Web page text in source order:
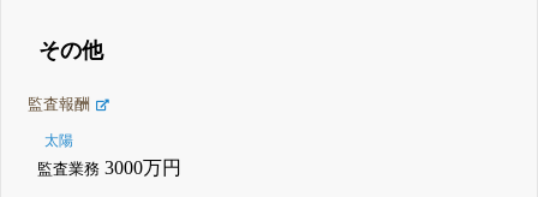
その他
監査報酬
太陽
監査業務 3000万円